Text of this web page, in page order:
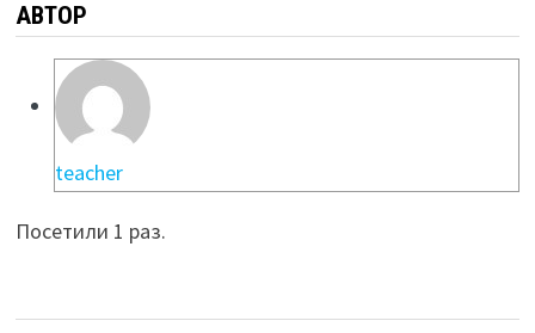
АВТОР
teacher
Посетили 1 раз.